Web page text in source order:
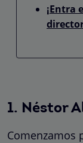
¡Entra
1. Néstor
Comenzamos